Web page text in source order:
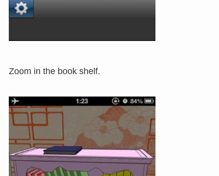
Zoom in the book shelf.